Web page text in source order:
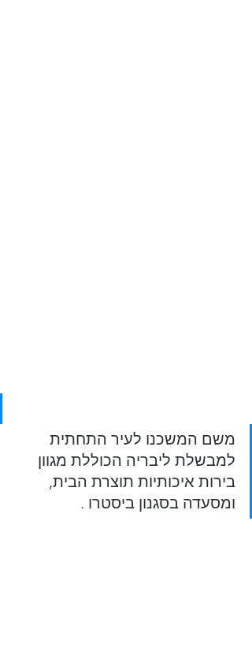
משם המשכנו לעיר התחתית
למבשלת ליבריה הכוללת מגוון
בירות איכותיות תוצרת הבית,
ומסעדה בסגנון ביסטרו .